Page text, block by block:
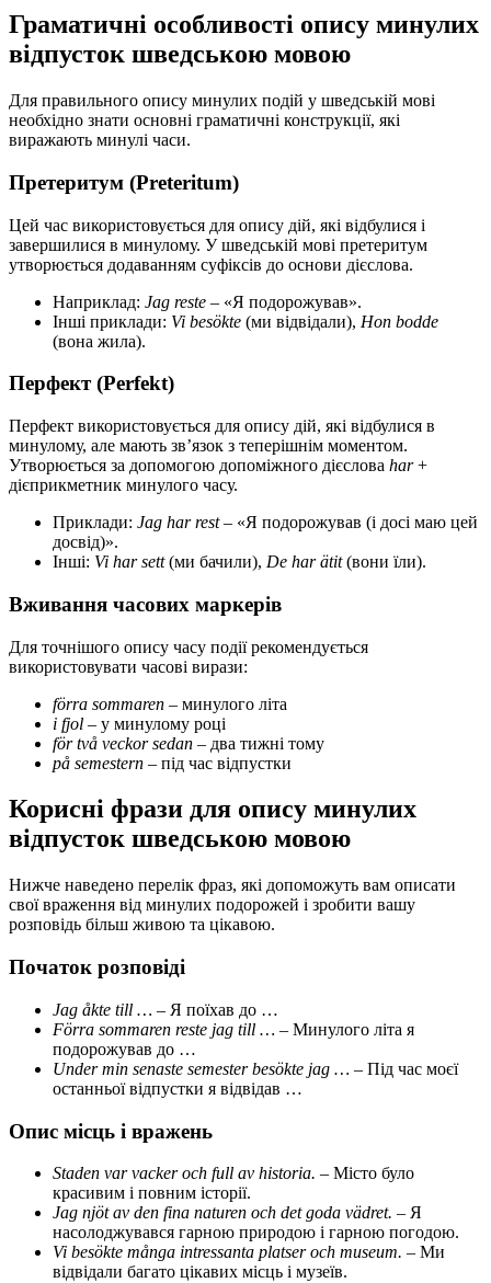
Граматичні особливості опису минулих
відпусток шведською мовою
Для правильного опису минулих подій у шведській мові
необхідно знати основні граматичні конструкції, які
виражають минулі часи.
Претеритум (Preteritum)
Цей час використовується для опису дій, які відбулися і
завершилися в минулому. У шведській мові претеритум
утворюється додаванням суфіксів до основи дієслова.
Наприклад: Jag reste – «Я подорожував».
Інші приклади: Vi besökte (ми відвідали), Hon bodde
(вона жила).
Перфект (Perfekt)
Перфект використовується для опису дій, які відбулися в
минулому, але мають зв’язок з теперішнім моментом.
Утворюється за допомогою допоміжного дієслова har+
дієприкметник минулого часу.
Приклади: Jag har rest– «Я подорожував (і досі маю цей
досвід)».
Інші: Vi har sett(ми бачили), De har ätit(вони їли).
Вживання часових маркерів
Для точнішого опису часу події рекомендується
використовувати часові вирази:
förra sommaren – минулого літа
i fjol – у минулому році
för två veckor sedan – два тижні тому
på semestern – під час відпустки
Корисні фрази для опису минулих
відпусток шведською мовою
Нижче наведено перелік фраз, які допоможуть вам описати
свої враження від минулих подорожей і зробити вашу
розповідь більш живою та цікавою.
Початок розповіді
Jag åkte till … – Я поїхав до …
Förra sommaren reste jag till … – Минулого літа я
подорожував до …
Under min senaste semester besökte jag … – Під час моєї
останньої відпустки я відвідав …
Опис місць і вражень
Staden var vacker och full av historia. – Місто було
красивим і повним історії.
Jag njöt av den fina naturen och det goda vädret. – Я
насолоджувався гарною природою і гарною погодою.
Vi besökte många intressanta platser och museum. – Ми
відвідали багато цікавих місць і музеїв.